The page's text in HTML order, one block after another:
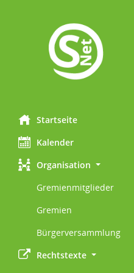
Startseite
Kalender
Organisation
Gremienmitglieder
Gremien
Bürgerversammlung
Rechtstexte